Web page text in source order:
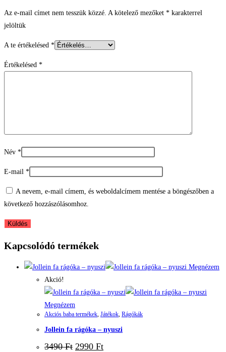
Az e-mail címet nem tesszük közzé. A kötelező mezőket * karakterrel
jelöltük
A te értékelésed *
Értékelésed *
Név *
E-mail *
A nevem, e-mail címem, és weboldalcímem mentése a böngészőben a
következő hozzászólásomhoz.
Kapcsolódó termékek
Megnézem
Akció!
Megnézem
Akciós baba termékek, Játékok, Rágókák
Jollein fa rágóka – nyuszi
3490Ft 2990 Ft